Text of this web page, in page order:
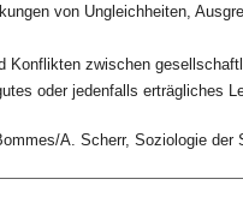
von Ungleichheiten,
Konflikten zwischen
oder jedenfalls erträgliches
A. Scherr, Soziologie der